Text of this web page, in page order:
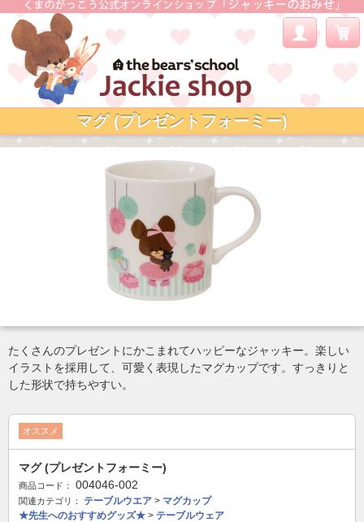
マグ (プレゼントフォーミー)
たくさんのプレゼントにかこまれてハッピーなジャッキー。楽しい
イラストを採用して、可愛く表現したマグカップです。すっきりと
した形状で持ちやすい。
オススメ
マグ (プレゼントフォーミー)
商品コード： 004046-002
関連カテゴリ： テーブルウエア > マグカップ
★先生へのおすすめグッズ★ > テーブルウェア